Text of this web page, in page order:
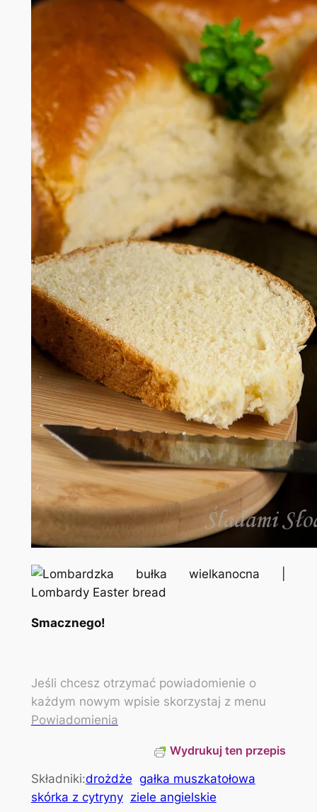
Smacznego!
Jeśli chcesz otrzymać powiadomienie o
każdym nowym wpisie skorzystaj z menu
Powiadomienia
Wydrukuj ten przepis
Składniki:drożdże gałka muszkatołowa
skórka z cytryny ziele angielskie